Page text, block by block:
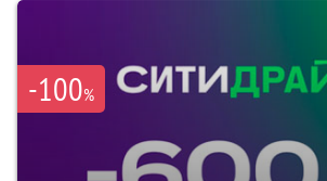
-100%